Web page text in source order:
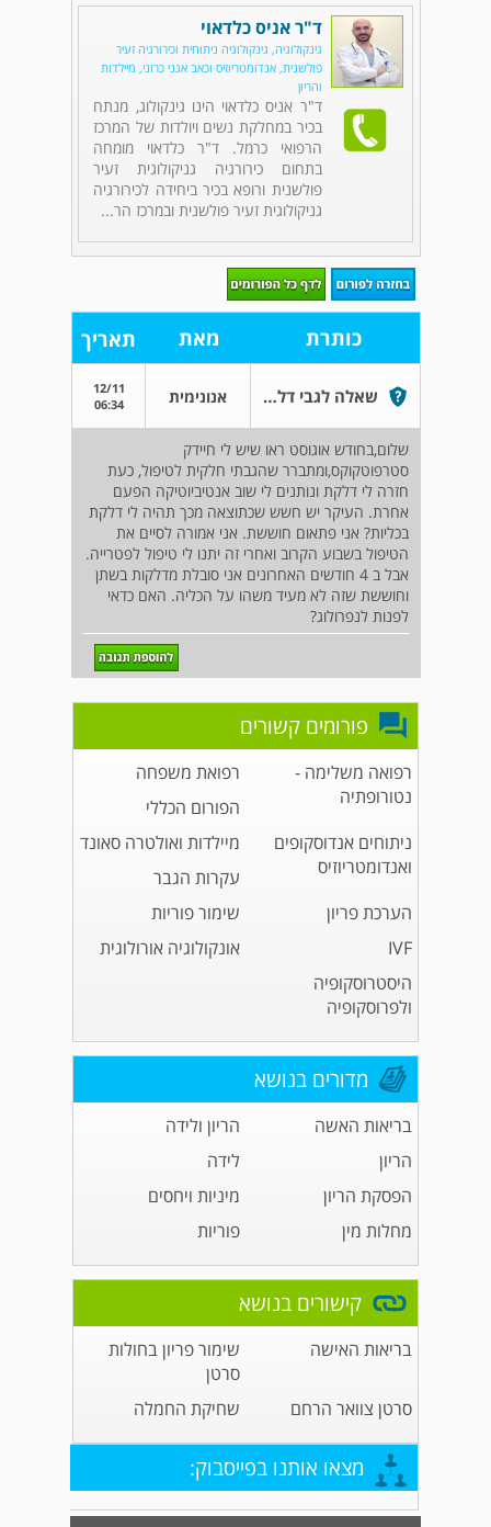
ד"ר אניס כלדאוי
גינקולוגיה, גינקולוגיה ניתוחית וכירורגיה זעיר
פולשנית, אנדומטריוזיס וכאב אגני כרוני, מיילדות
והריון
ד"ר אניס כלדאוי הינו גינקולוג, מנתח
בכיר במחלקת נשים ויולדות של המרכז
הרפואי כרמל. ד"ר כלדאוי מומחה
בתחום כירורגיה גניקולוגית זעיר
פולשנית ורופא בכיר ביחידה לכירורגיה
גניקולוגית זעיר פולשנית ובמרכז הר...
כותרת מאת תאריך
שאלה לגבי דלקות שתן אנונימית
12/11
06:34
שלום,בחודש אוגוסט ראו שיש לי חיידק
סטרפוטקוקס,ומתברר שהגבתי חלקית לטיפול, כעת
חזרה לי דלקת ונותנים לי שוב אנטיביוטיקה הפעם
אחרת. העיקר יש חשש שכתוצאה מכך תהיה לי דלקת
בכליות? אני פתאום חוששת. אני אמורה לסיים את
הטיפול בשבוע הקרוב ואחרי זה יתנו לי טיפול לפטרייה.
אבל ב 4 חודשים האחרונים אני סובלת מדלקות בשתן
וחוששת שזה לא מעיד משהו על הכליה. האם כדאי
לפנות לנפרולוג?
פורומים קשורים
רפואה משלימה -
נטורופתיה
רפואת משפחה
הפורום הכללי
ניתוחים אנדוסקופים
ואנדומטריוזיס
מיילדות ואולטרה סאונד
עקרות הגבר
הערכת פריון
שימור פוריות
IVF
אונקולוגיה אורולוגית
היסטרוסקופיה
ולפרוסקופיה
מדורים בנושא
בריאות האשה
הריון ולידה
הריון
לידה
הפסקת הריון
מיניות ויחסים
מחלות מין
פוריות
קישורים בנושא
בריאות האישה
שימור פריון בחולות
סרטן
סרטן צוואר הרחם
שחיקת החמלה
מצאו אותנו בפייסבוק: